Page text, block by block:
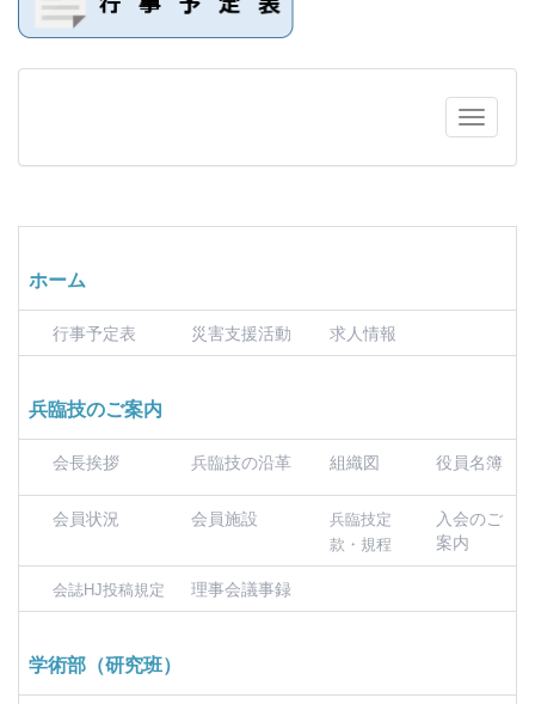
ホーム
行事予定表 災害支援活動 求人情報
兵臨技のご案内
会長挨拶 兵臨技の沿革 組織図 役員名簿
会員状況 会員施設
兵臨技定
款・規程
入会のご
案内
会誌HJ投稿規定 理事会議事録
学術部（研究班）